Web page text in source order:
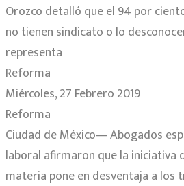
Orozco detalló que el 94 por
no tienen sindicato o lo
representa
Reforma
Miércoles, 27 Febrero 2019
Reforma
Ciudad de México— Abogados
laboral afirmaron que la iniciativa
materia pone en desventaja a los